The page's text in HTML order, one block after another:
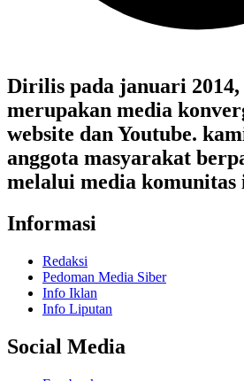
Dirilis pada januari
merupakan media
website dan Youtube.
anggota masyarakat
melalui media komunitas
Informasi
Redaksi
Pedoman Media Siber
Info Iklan
Info Liputan
Social Media